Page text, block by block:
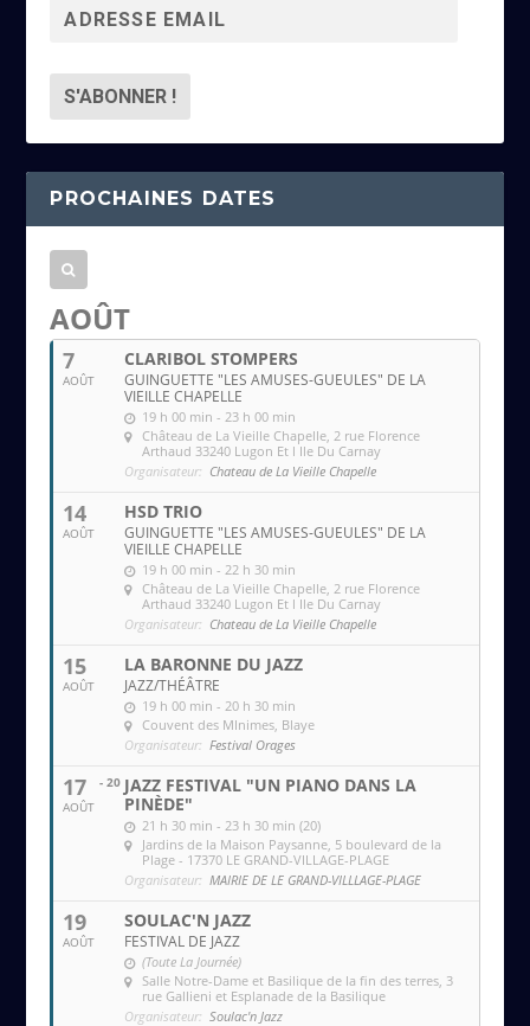
r
s
s
e
m
i
PROCHAINES DATES
AOÛT
7
AOÛT
CLARIBOL STOMPERS
GUINGUETTE "LES AMUSES-GUEULES" DE LA
VIEILLE CHAPELLE
19 h 00 min - 23 h 00 min
Château de La Vieille Chapelle , 2 rue Florence
Arthaud 33240 Lugon Et l Ile Du Carnay
Organisateur: Chateau de La Vieille Chapelle
14
AOÛT
HSD TRIO
GUINGUETTE "LES AMUSES-GUEULES" DE LA
VIEILLE CHAPELLE
19 h 00 min - 22 h 30 min
Château de La Vieille Chapelle , 2 rue Florence
Arthaud 33240 Lugon Et l Ile Du Carnay
Organisateur: Chateau de La Vieille Chapelle
15
AOÛT
LA BARONNE DU JAZZ
JAZZ/THÉÂTRE
19 h 00 min - 20 h 30 min
Couvent des MInimes , Blaye
Organisateur: Festival Orages
17
AOÛT
- 20 JAZZ FESTIVAL "UN PIANO DANS LA
PINÈDE"
21 h 30 min - 23 h 30 min (20)
Jardins de la Maison Paysanne , 5 boulevard de la
Plage - 17370 LE GRAND-VILLAGE-PLAGE
Organisateur: MAIRIE DE LE GRAND-VILLLAGE-PLAGE
19
AOÛT
SOULAC'N JAZZ
FESTIVAL DE JAZZ
(Toute La Journée)
Salle Notre-Dame et Basilique de la fin des terres , 3
rue Gallieni et Esplanade de la Basilique
Organisateur: Soulac'n Jazz